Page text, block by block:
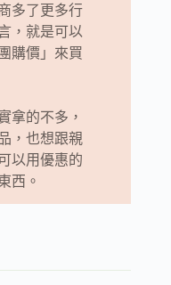
多了更多行
，就是可以
購價」來買
拿的不多，
，也想跟親
以用優惠的
西。